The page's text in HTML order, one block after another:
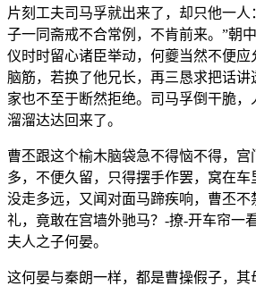
片刻工夫司马孚就出来了，却只他一人
子一同斋戒不合常例，不肯前来。”朝
仪时时留心诸臣举动，何夔当然不便
脑筋，若换了他兄长，再三恳求把话讲
家也不至于断然拒绝。司马孚倒干脆，
溜溜达达回来了。
曹丕跟这个榆木脑袋急不得恼不得，
多，不便久留，只得摆手作罢，窝在车
没走多远，又闻对面马蹄疾响，曹丕
礼，竟敢在宫墙外驰马？-撩-开车帘
夫人之子何晏。
这何晏与秦朗一样，都是曹操假子，其